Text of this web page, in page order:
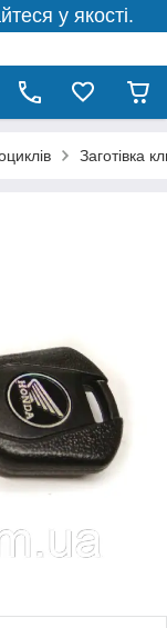
у якості.
Заготівка